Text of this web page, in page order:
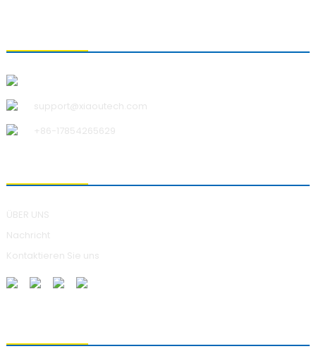
support@xiaoutech.com
+86-17854265629
ÜBER UNS
Nachricht
Kontaktieren Sie uns